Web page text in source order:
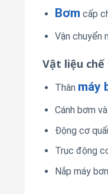
Bơm cấp
Vận chuyển
Vật liệu
Thân máy
Cánh bơm
Động cơ
Trục động
Nắp máy